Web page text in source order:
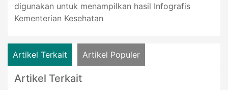
digunakan untuk menampilkan hasil Infografis
Kementerian Kesehatan
Artikel Terkait Artikel Populer
Artikel Terkait